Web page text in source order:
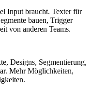
Input braucht. Texter für
bauen, Trigger
von anderen Teams.
Designs, Segmentierung,
Mehr Möglichkeiten,